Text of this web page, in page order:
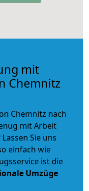
mit
Chemnitz
Chemnitz nach
mit Arbeit
Sie uns
einfach wie
ist die
Umzüge